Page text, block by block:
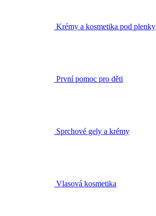
Krémy a kosmetika pod plenky
První pomoc pro děti
Sprchové gely a krémy
Vlasová kosmetika